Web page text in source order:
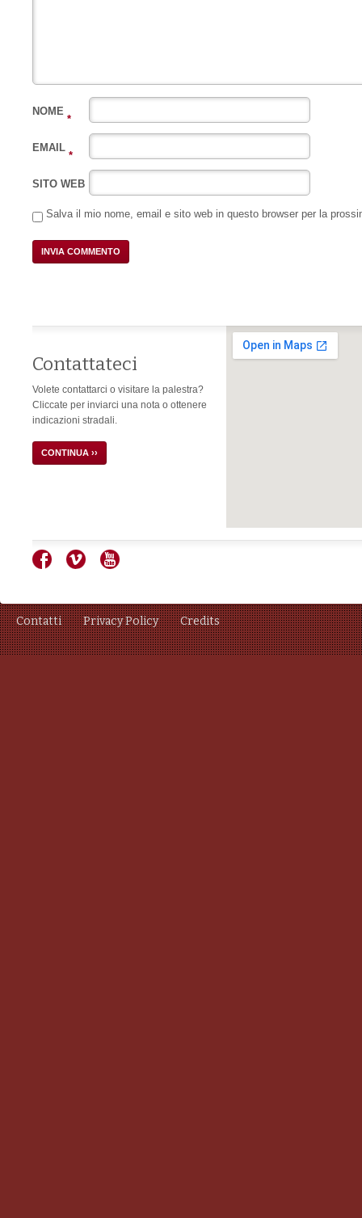
NOME
*
EMAIL
*
SITO WEB
Salva il mio nome, email e sito web in questo browser per la
Contattateci
Volete contattarci o visitare la palestra?
Cliccate per inviarci una nota o ottenere
indicazioni stradali.
CONTINUA ››
Contatti Privacy Policy Credits